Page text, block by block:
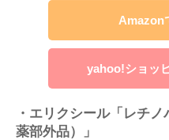
Amazon
yahoo!ショッ
・エリクシール「レチ
薬部外品）」